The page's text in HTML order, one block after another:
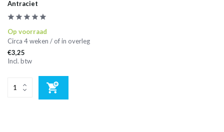
Antraciet
Op voorraad
Circa 4 weken / of in overleg
€3,25
Incl. btw